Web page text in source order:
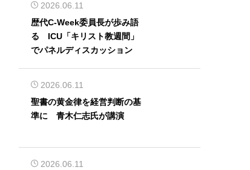
2026.06.11
歴代C-Week委員長が歩み語
る ICU「キリスト教週間」
でパネルディスカッション
2026.06.11
聖書の黄金律を経営判断の基
準に 青木仁志氏が講演
2026.06.11